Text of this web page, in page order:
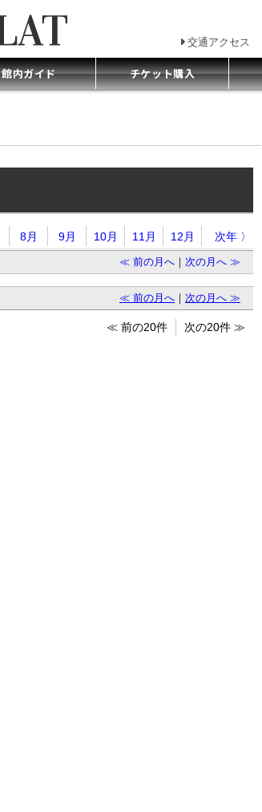
交通アクセス
館内ガイド チケット購入
8月 9月 10月 11月 12月 次年 〉
≪ 前の月へ ｜ 次の月へ ≫
≪ 前の月へ ｜ 次の月へ ≫
≪ 前の20件 次の20件 ≫